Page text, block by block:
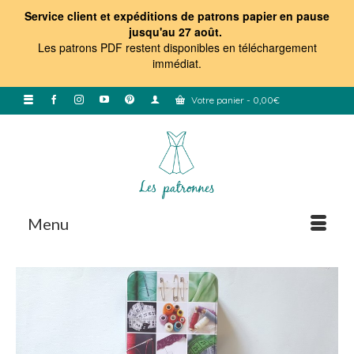
Service client et expéditions de patrons papier en pause
jusqu'au 27 août.
Les patrons PDF restent disponibles en téléchargement
immédiat.
Votre panier - 0,00€
Menu